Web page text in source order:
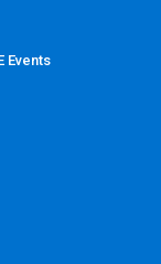
Events